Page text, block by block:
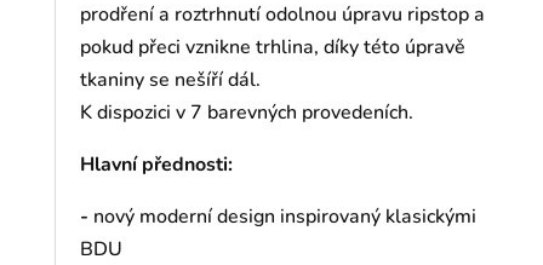
prodření a roztrhnutí odolnou úpravu ripstop a
pokud přeci vznikne trhlina, díky této úpravě
tkaniny se nešíří dál.
K dispozici v 7 barevných provedeních.
Hlavní přednosti:
- nový moderní design inspirovaný klasickými
BDU